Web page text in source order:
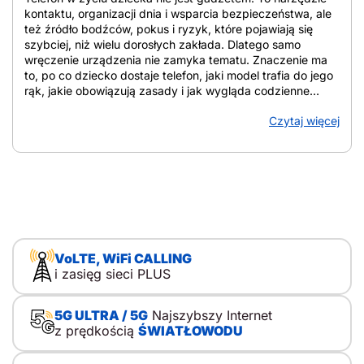
kontaktu, organizacji dnia i wsparcia bezpieczeństwa, ale
też źródło bodźców, pokus i ryzyk, które pojawiają się
szybciej, niż wielu dorosłych zakłada. Dlatego samo
wręczenie urządzenia nie zamyka tematu. Znaczenie ma
to, po co dziecko dostaje telefon, jaki model trafia do jego
rąk, jakie obowiązują zasady i jak wygląda codzienne
uporządkowane wskazówki, które pomagają ocenić
reguły i zadbać o bezpieczeństwo online. Z artykułu
samodzielne powroty ze szkoły, wyjścia do kolegów,
krótkie zostawanie w domu, wycieczki i kolonie. Właśnie
wtedy pierwszy telefon dla dziecka zaczyna pełnić funkcję
praktyczną. To ważne. Kupno telefonu dla dziecka nie
sprowadza się do wyboru modelu. Sedno leży gdzie
indziej. Spór nie dotyczy prostego podziału na kontrolę i
wolność, lecz mądrego przewodnictwa, w którym rodzic
Czytaj więcej
VoLTE, WiFi CALLING
i zasięg sieci PLUS
5G ULTRA / 5GNajszybszy Internet
z prędkością ŚWIATŁOWODU